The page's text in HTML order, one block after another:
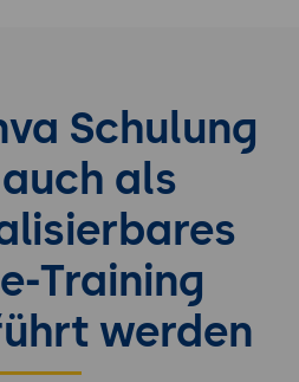
Schulung
als
Training
werden